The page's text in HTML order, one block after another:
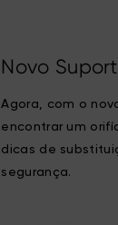
Novo
Agora, com o
encontrar um
dicas de
segurança.